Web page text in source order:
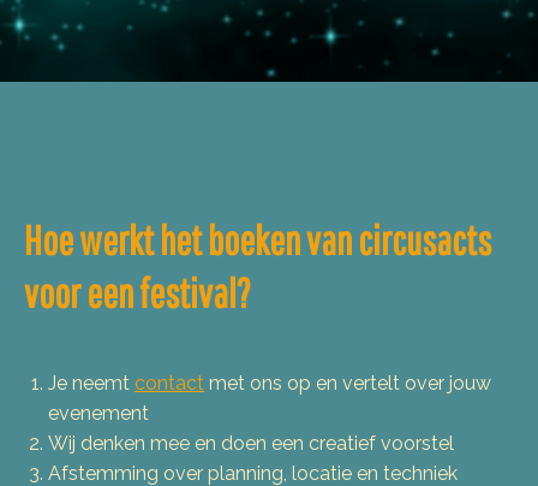
Hoe werkt het boeken van circusacts
voor een festival?
Je neemt contact met ons op en vertelt over jouw
evenement
Wij denken mee en doen een creatief voorstel
Afstemming over planning, locatie en techniek